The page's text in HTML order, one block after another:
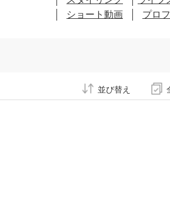
ショート動画
プロ
並び替え